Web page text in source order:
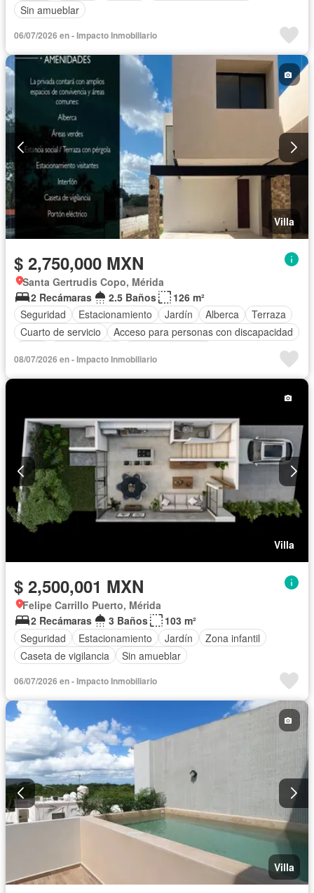
Sin amueblar
06/07/2026 en - Impacto Inmobiliario
Villa
$ 2,750,000 MXN
Santa Gertrudis Copo, Mérida
2 Recámaras
2.5 Baños
126 m²
Seguridad
Estacionamiento Jardín Alberca
Terraza
Cuarto de servicio
Acceso para personas con discapacidad
Caseta de vigilancia
Sin amueblar
08/07/2026 en - Impacto Inmobiliario
Villa
$ 2,500,001 MXN
Felipe Carrillo Puerto, Mérida
2 Recámaras
3 Baños
103 m²
Seguridad
Estacionamiento Jardín
Zona infantil
Caseta de vigilancia
Sin amueblar
06/07/2026 en - Impacto Inmobiliario
Villa